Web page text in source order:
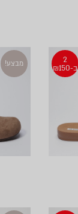
2
ב-₪150
מבצע!